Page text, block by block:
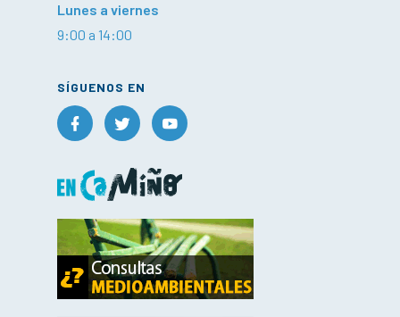
Lunes a viernes
9:00 a 14:00
SÍGUENOS EN